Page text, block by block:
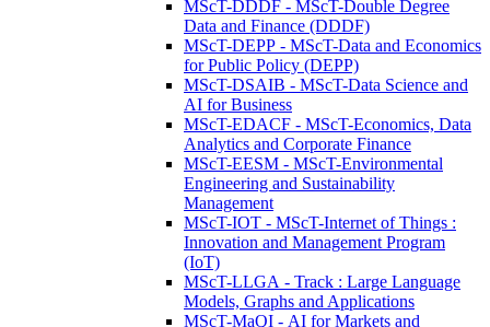
MScT-DDDF - MScT-Double Degree
Data and Finance (DDDF)
MScT-DEPP - MScT-Data and Economics
for Public Policy (DEPP)
MScT-DSAIB - MScT-Data Science and
AI for Business
MScT-EDACF - MScT-Economics, Data
Analytics and Corporate Finance
MScT-EESM - MScT-Environmental
Engineering and Sustainability
Management
MScT-IOT - MScT-Internet of Things :
Innovation and Management Program
(IoT)
MScT-LLGA - Track : Large Language
Models, Graphs and Applications
MScT-MaQI - AI for Markets and